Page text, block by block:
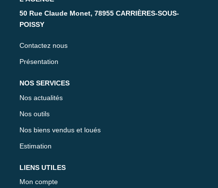
50 Rue Claude Monet, 78955 CARRIÈRES-SOUS-
POISSY
Contactez nous
Présentation
NOS SERVICES
Nos actualités
Nos outils
Nos biens vendus et loués
Estimation
LIENS UTILES
Mon compte